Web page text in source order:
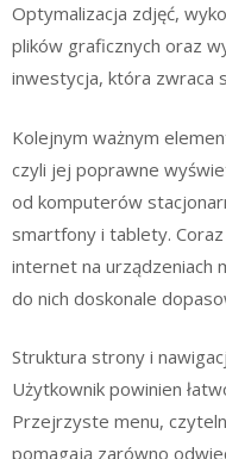
Optymalizacja zdjęć,
plików graficznych oraz
inwestycja, która zwraca
Kolejnym ważnym
czyli jej poprawne
od komputerów
smartfony i tablety.
internet na urządzeniach
do nich doskonale
Struktura strony i
Użytkownik powinien
Przejrzyste menu,
pomagają zarówno